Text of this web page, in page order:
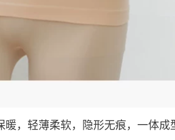
，轻薄柔软，隐形无痕，一体成